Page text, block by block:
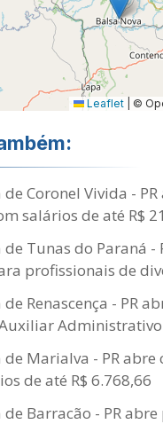
Leaflet ©
Coronel Vivida -
salários de até R$
Tunas do Paraná -
profissionais de
Renascença - PR
Administrativo
Marialva - PR
de até R$ 6.768,66
Barracão - PR